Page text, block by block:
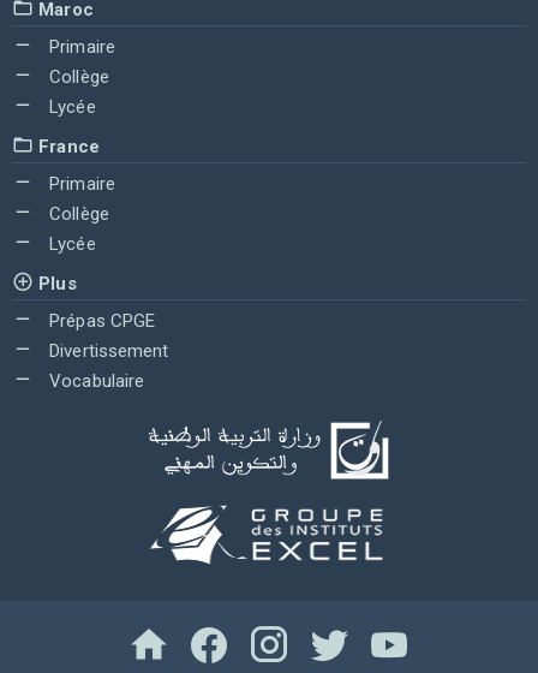
Maroc
Primaire
Collège
Lycée
France
Primaire
Collège
Lycée
Plus
Prépas CPGE
Divertissement
Vocabulaire